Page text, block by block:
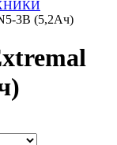
3B (5,2Ач)